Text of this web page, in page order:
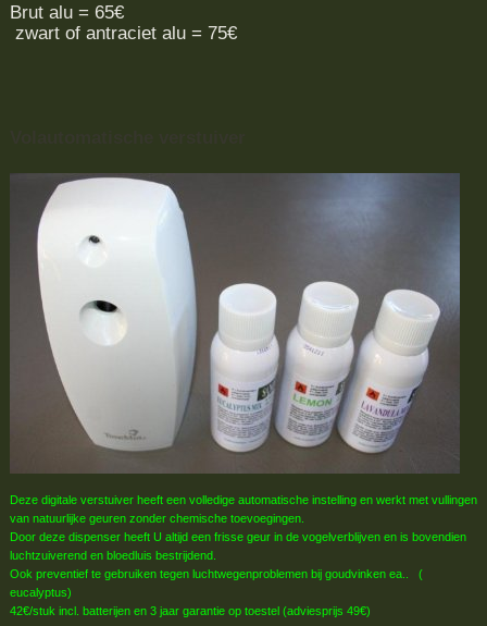
Brut alu = 65€
zwart of antraciet alu = 75€
Deze digitale verstuiver heeft een volledige automatische instelling en werkt met vullingen
van natuurlijke geuren zonder chemische toevoegingen.
Door deze dispenser heeft U altijd een frisse geur in de vogelverblijven en is bovendien
luchtzuiverend en bloedluis bestrijdend.
Ook preventief te gebruiken tegen luchtwegenproblemen bij goudvinken ea.. (
eucalyptus)
42€/stuk incl. batterijen en 3 jaar garantie op toestel (adviesprijs 49€)